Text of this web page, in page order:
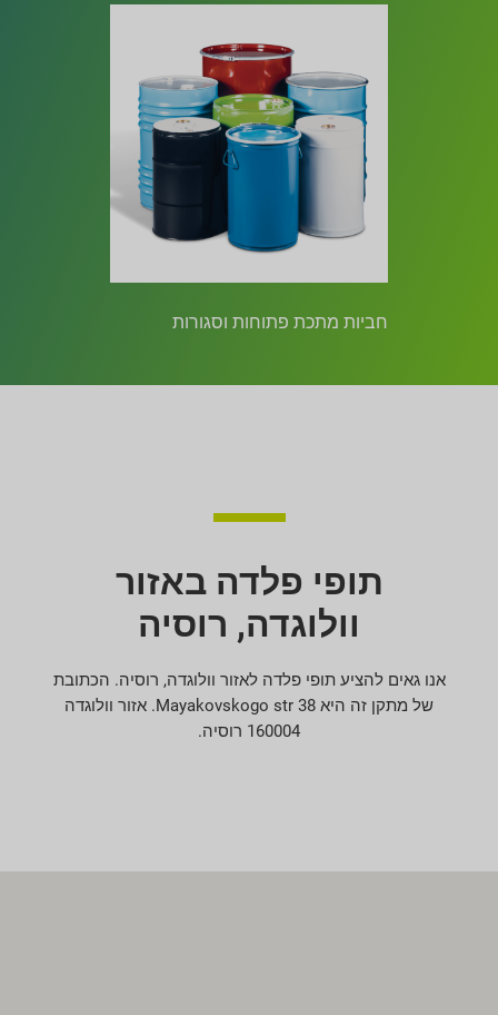
חביות מתכת פתוחות וסגורות
תופי פלדה באזור
וולוגדה, רוסיה
אנו גאים להציע תופי פלדה לאזור וולוגדה, רוסיה. הכתובת
של מתקן זה היא 38 Mayakovskogo str. אזור וולוגדה
160004 רוסיה.